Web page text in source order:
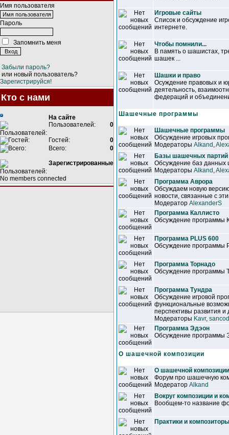
Имя пользователя
Пароль
Запомнить меня
Забыли пароль?
или новый пользователь?
Зарегистрируйся!
Кто с нами
На сайте
Пользователей:
0
Гостей:
0
Всего:
0
Зарегистрированные
No members connected
Игровые сайты
Список и обсуждение
интернете.
Чтобы помнили...
В память о шашистах,
шашек ...
Шашки и право
Осуждение правовых и
деятельность,
федераций и
Шашечные программы
Шашечные программы
Обсуждение игровых
Модераторы Alkand ,
Базы шашечных партий
Обсуждение баз
Модераторы Alkand ,
Программа Аврора
Обсуждаем новую
новости, связанные с
Модератор AlexanderS
Программа Каллисто
Обсуждение программы
Программа PLUS 600
Обсуждение программы
Программа Торнадо
Обсуждение программы
Программа Тундра
Обсуждение игровой
функциональные
перспективы развития и
Модераторы Kavr,
Программа Эдэон
Обсуждение программы
О шашечной композиции
О шашечной композиции
Форум про шашечную
Модератор Alkand
Вокруг композиции и
Вообщем-то название
Практики и композиторы